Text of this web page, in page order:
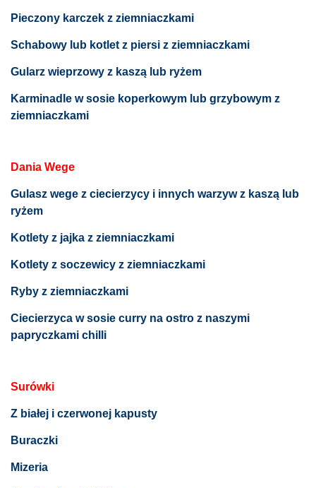
Pieczony karczek z ziemniaczkami
Schabowy lub kotlet z piersi z ziemniaczkami
Gularz wieprzowy z kaszą lub ryżem
Karminadle w sosie koperkowym lub grzybowym z
ziemniaczkami
Dania Wege
Gulasz wege z ciecierzycy i innych warzyw z kaszą lub
ryżem
Kotlety z jajka z ziemniaczkami
Kotlety z soczewicy z ziemniaczkami
Ryby z ziemniaczkami
Ciecierzyca w sosie curry na ostro z naszymi
papryczkami chilli
Surówki
Z białej i czerwonej kapusty
Buraczki
Mizeria